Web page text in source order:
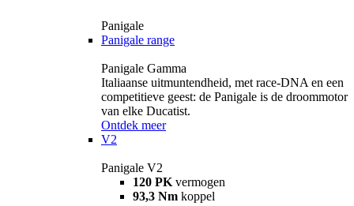
Panigale
Panigale range
Panigale Gamma
Italiaanse uitmuntendheid, met race-DNA en een
competitieve geest: de Panigale is de droommotor
van elke Ducatist.
Ontdek meer
V2
Panigale V2
120 PK vermogen
93,3 Nm koppel